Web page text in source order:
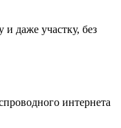
даже участку, без
интернета